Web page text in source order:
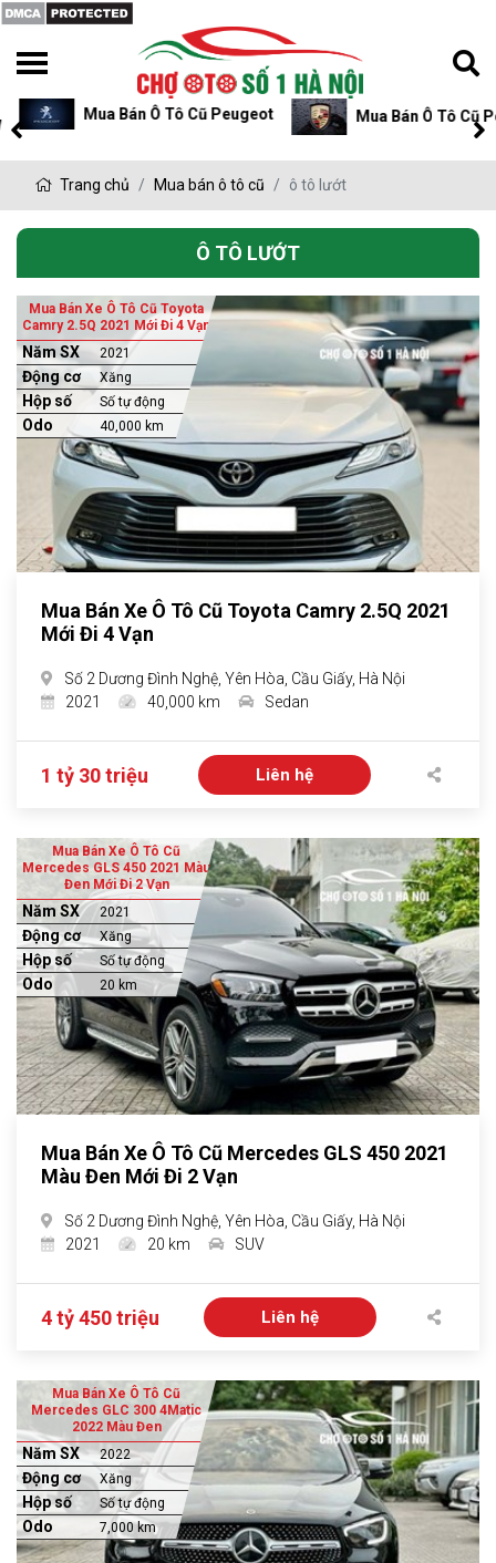
Mua Bán Ô Tô Cũ Peugeot Mua Bán Ô Tô Cũ
Trang chủ Mua bán ô tô cũ ô tô lướt
Ô TÔ LƯỚT
Mua Bán Xe Ô Tô Cũ Toyota
Camry 2.5Q 2021 Mới Đi 4 Vạn
Năm SX 2021
Động cơ Xăng
Hộp số Số tự động
Odo 40,000 km
Mua Bán Xe Ô Tô Cũ Toyota Camry 2.5Q 2021
Mới Đi 4 Vạn
Số 2 Dương Đình Nghệ, Yên Hòa, Cầu Giấy, Hà Nội
2021
40,000 km Sedan
1 tỷ 30 triệu Liên hệ
Mua Bán Xe Ô Tô Cũ
Mercedes GLS 450 2021 Màu
Đen Mới Đi 2 Vạn
Năm SX 2021
Động cơ Xăng
Hộp số Số tự động
Odo 20 km
Mua Bán Xe Ô Tô Cũ Mercedes GLS 450 2021
Màu Đen Mới Đi 2 Vạn
Số 2 Dương Đình Nghệ, Yên Hòa, Cầu Giấy, Hà Nội
2021
20 km SUV
4 tỷ 450 triệu Liên hệ
Mua Bán Xe Ô Tô Cũ
Mercedes GLC 300 4Matic
2022 Màu Đen
Năm SX 2022
Động cơ Xăng
Hộp số Số tự động
Odo 7,000 km